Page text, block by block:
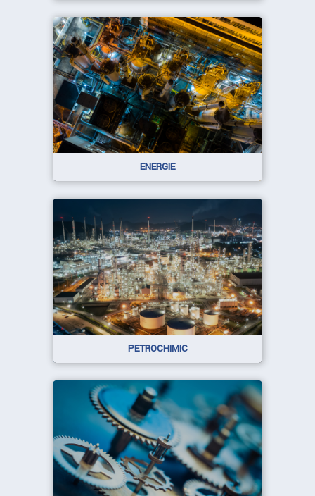
ENERGIE
PETROCHIMIC